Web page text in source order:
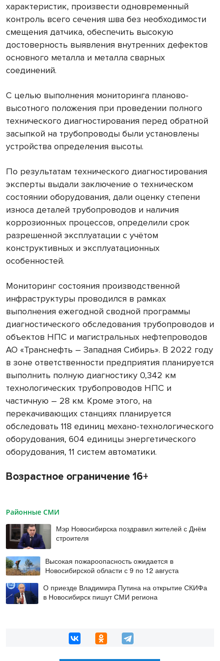
характеристик, произвести одновременный
контроль всего сечения шва без необходимости
смещения датчика, обеспечить высокую
достоверность выявления внутренних дефектов
основного металла и металла сварных
соединений.
С целью выполнения мониторинга планово-
высотного положения при проведении полного
технического диагностирования перед обратной
засыпкой на трубопроводы были установлены
устройства определения высоты.
По результатам технического диагностирования
эксперты выдали заключение о техническом
состоянии оборудования, дали оценку степени
износа деталей трубопроводов и наличия
коррозионных процессов, определили срок
разрешенной эксплуатации с учётом
конструктивных и эксплуатационных
особенностей.
Мониторинг состояния производственной
инфраструктуры проводился в рамках
выполнения ежегодной сводной программы
диагностического обследования трубопроводов и
объектов НПС и магистральных нефтепроводов
АО «Транснефть – Западная Сибирь». В 2022 году
в зоне ответственности предприятия планируется
выполнить полную диагностику 0,342 км
технологических трубопроводов НПС и
частичную – 28 км. Кроме этого, на
перекачивающих станциях планируется
обследовать 118 единиц механо-технологического
оборудования, 604 единицы энергетического
оборудования, 11 систем автоматики.
Возрастное ограничение 16+
Районные СМИ
Мэр Новосибирска поздравил жителей с Днём
строителя
Высокая пожароопасность ожидается в
Новосибирской области с 9 по 12 августа
О приезде Владимира Путина на открытие СКИФа
в Новосибирск пишут СМИ региона